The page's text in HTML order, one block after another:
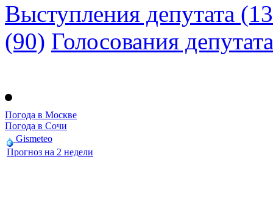
Выступления депутата
(90) Голосования депутата
Погода в Москве
Погода в Сочи
Gismeteo
Прогноз на 2 недели